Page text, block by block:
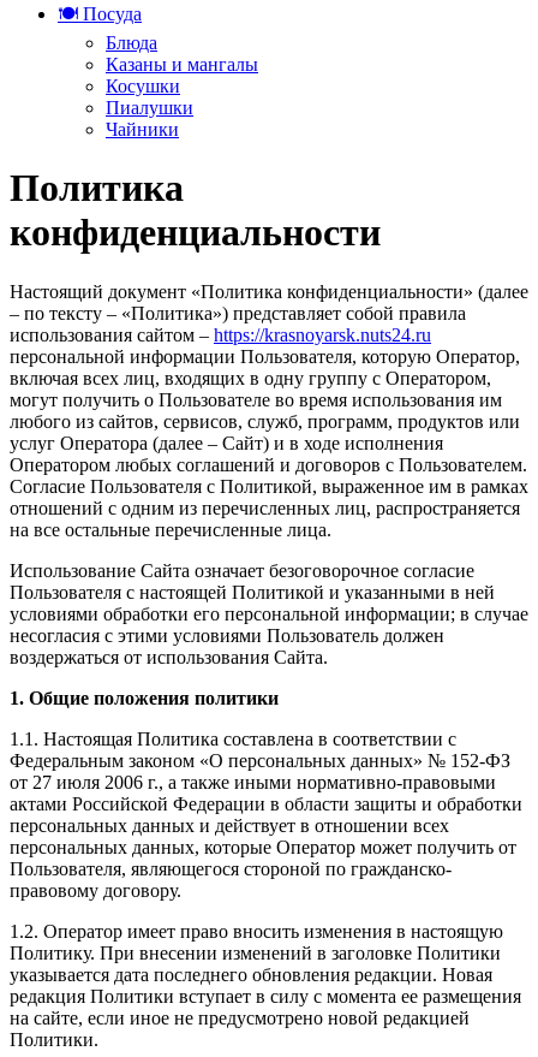
🍽️ Посуда
Блюда
Казаны и мангалы
Косушки
Пиалушки
Чайники
Политика
конфиденциальности
Настоящий документ «Политика конфиденциальности» (далее
– по тексту – «Политика») представляет собой правила
использования сайтом – https://krasnoyarsk.nuts24.ru
персональной информации Пользователя, которую Оператор,
включая всех лиц, входящих в одну группу с Оператором,
могут получить о Пользователе во время использования им
любого из сайтов, сервисов, служб, программ, продуктов или
услуг Оператора (далее – Сайт) и в ходе исполнения
Оператором любых соглашений и договоров с Пользователем.
Согласие Пользователя с Политикой, выраженное им в рамках
отношений с одним из перечисленных лиц, распространяется
на все остальные перечисленные лица.
Использование Сайта означает безоговорочное согласие
Пользователя с настоящей Политикой и указанными в ней
условиями обработки его персональной информации; в случае
несогласия с этими условиями Пользователь должен
воздержаться от использования Сайта.
1. Общие положения политики
1.1. Настоящая Политика составлена в соответствии с
Федеральным законом «О персональных данных» № 152-ФЗ
от 27 июля 2006 г., а также иными нормативно-правовыми
актами Российской Федерации в области защиты и обработки
персональных данных и действует в отношении всех
персональных данных, которые Оператор может получить от
Пользователя, являющегося стороной по гражданско-
правовому договору.
1.2. Оператор имеет право вносить изменения в настоящую
Политику. При внесении изменений в заголовке Политики
указывается дата последнего обновления редакции. Новая
редакция Политики вступает в силу с момента ее размещения
на сайте, если иное не предусмотрено новой редакцией
Политики.